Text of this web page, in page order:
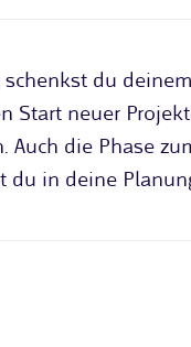
schenkst du
Start neuer
die Phase
du in deine